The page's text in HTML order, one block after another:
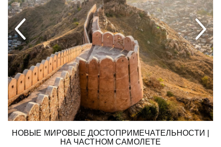
НОВЫЕ МИРОВЫЕ ДОСТОПРИМЕЧАТЕЛЬНОСТИ |
НА ЧАСТНОМ САМОЛЕТЕ